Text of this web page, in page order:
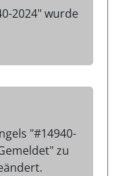
2024" wurde
"#14940-
zu